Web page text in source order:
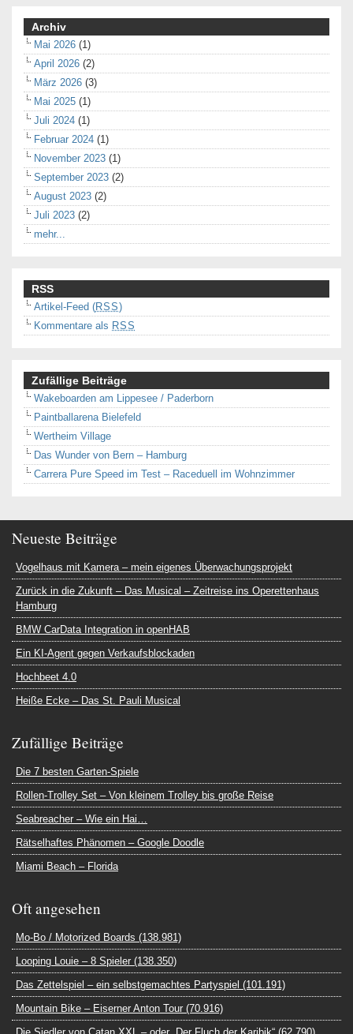
Archiv
Mai 2026 (1)
April 2026 (2)
März 2026 (3)
Mai 2025 (1)
Juli 2024 (1)
Februar 2024 (1)
November 2023 (1)
September 2023 (2)
August 2023 (2)
Juli 2023 (2)
mehr...
RSS
Artikel-Feed (RSS)
Kommentare als RSS
Zufällige Beiträge
Wakeboarden am Lippesee / Paderborn
Paintballarena Bielefeld
Wertheim Village
Das Wunder von Bern – Hamburg
Carrera Pure Speed im Test – Raceduell im Wohnzimmer
Neueste Beiträge
Vogelhaus mit Kamera – mein eigenes Überwachungsprojekt
Zurück in die Zukunft – Das Musical – Zeitreise ins Operettenhaus
Hamburg
BMW CarData Integration in openHAB
Ein KI-Agent gegen Verkaufsblockaden
Hochbeet 4.0
Heiße Ecke – Das St. Pauli Musical
Zufällige Beiträge
Die 7 besten Garten-Spiele
Rollen-Trolley Set – Von kleinem Trolley bis große Reise
Seabreacher – Wie ein Hai…
Rätselhaftes Phänomen – Google Doodle
Miami Beach – Florida
Oft angesehen
Mo-Bo / Motorized Boards (138.981)
Looping Louie – 8 Spieler (138.350)
Das Zettelspiel – ein selbstgemachtes Partyspiel (101.191)
Mountain Bike – Eiserner Anton Tour (70.916)